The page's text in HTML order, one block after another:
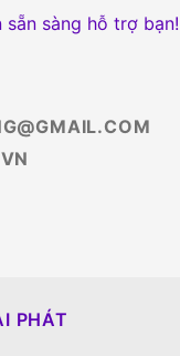
sẵn sàng hỗ trợ bạn!
PHÁT